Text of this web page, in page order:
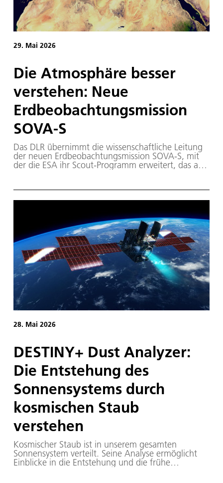
29. Mai 2026
Die Atmosphäre besser
verstehen: Neue
Erdbeobachtungsmission
SOVA-S
Das DLR übernimmt die wissenschaftliche Leitung
der neuen Erdbeobachtungsmission SOVA-S, mit
der die ESA ihr Scout-Programm erweitert, das auf
28. Mai 2026
DESTINY+ Dust Analyzer:
Die Entstehung des
Sonnensystems durch
kosmischen Staub
verstehen
Kosmischer Staub ist in unserem gesamten
Sonnensystem verteilt. Seine Analyse ermöglicht
Einblicke in die Entstehung und die frühe